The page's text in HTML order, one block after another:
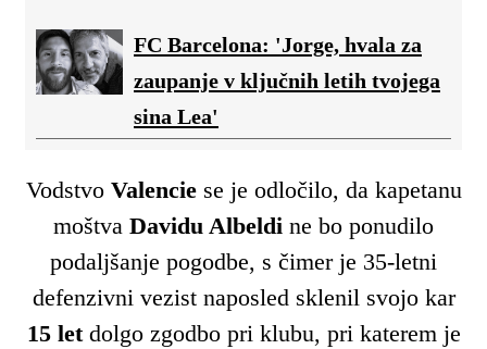
FC Barcelona: 'Jorge, hvala za
zaupanje v ključnih letih tvojega
sina Lea'
Vodstvo Valencie se je odločilo, da kapetanu
moštva Davidu Albeldi ne bo ponudilo
podaljšanje pogodbe, s čimer je 35-letni
defenzivni vezist naposled sklenil svojo kar
15 letdolgo zgodbo pri klubu, pri katerem je